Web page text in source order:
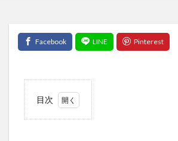
目次